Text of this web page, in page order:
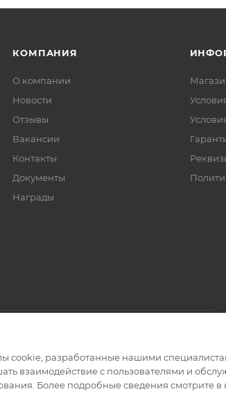
КОМПАНИЯ
О компании
Новости
Отзывы
Вакансии
Контакты
Документы
Награды
магазин
cookie, разработанные нашими
взаимодействие с пользователями и
Более подробные сведения смотрите